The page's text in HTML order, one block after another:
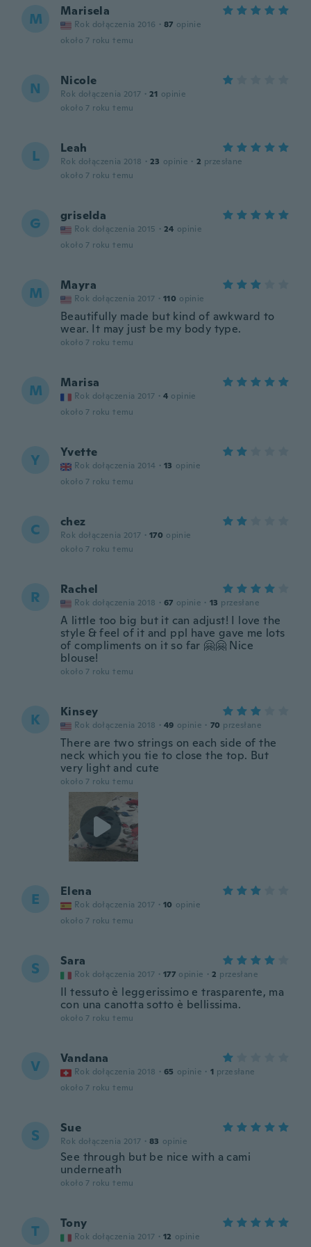
M Marisela
Rok dołączenia 2016 · 87 opinie
około 7 roku temu
N Nicole
Rok dołączenia 2017 · 21 opinie
około 7 roku temu
L Leah
Rok dołączenia 2018 · 23 opinie · 2 przesłane
około 7 roku temu
G griselda
Rok dołączenia 2015 · 24 opinie
około 7 roku temu
M Mayra
Rok dołączenia 2017 · 110 opinie
Beautifully made but kind of awkward to
wear. It may just be my body type.
około 7 roku temu
M Marisa
Rok dołączenia 2017 · 4 opinie
około 7 roku temu
Y Yvette
Rok dołączenia 2014 · 13 opinie
około 7 roku temu
C chez
Rok dołączenia 2017 · 170 opinie
około 7 roku temu
R Rachel
Rok dołączenia 2018 · 67 opinie · 13 przesłane
A little too big but it can adjust! I love the
style & feel of it and ppl have gave me lots
of compliments on it so far 🤗🤗 Nice
blouse!
około 7 roku temu
K Kinsey
Rok dołączenia 2018 · 49 opinie · 70 przesłane
There are two strings on each side of the
neck which you tie to close the top. But
very light and cute
około 7 roku temu
E Elena
Rok dołączenia 2017 · 10 opinie
około 7 roku temu
S Sara
Rok dołączenia 2017 · 177 opinie · 2 przesłane
Il tessuto è leggerissimo e trasparente, ma
con una canotta sotto è bellissima.
około 7 roku temu
V Vandana
Rok dołączenia 2018 · 65 opinie · 1 przesłane
około 7 roku temu
S Sue
Rok dołączenia 2017 · 83 opinie
See through but be nice with a cami
underneath
około 7 roku temu
T Tony
Rok dołączenia 2017 · 12 opinie